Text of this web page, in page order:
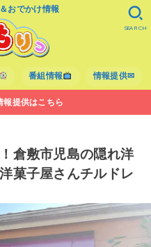
おでかけ情報
番組情報 情報提供✉
SEARCH
報提供はこちら
倉敷市児島の隠れ洋
菓子屋さんチルドレ